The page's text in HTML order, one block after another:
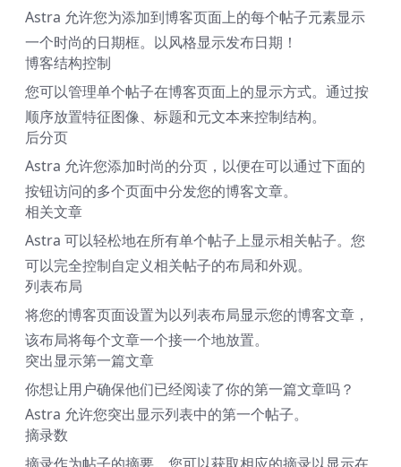
Astra 允许您为添加到博客页面上的每个帖子元素显示
一个时尚的日期框。以风格显示发布日期！
博客结构控制
您可以管理单个帖子在博客页面上的显示方式。通过按
顺序放置特征图像、标题和元文本来控制结构。
后分页
Astra 允许您添加时尚的分页，以便在可以通过下面的
按钮访问的多个页面中分发您的博客文章。
相关文章
Astra 可以轻松地在所有单个帖子上显示相关帖子。您
可以完全控制自定义相关帖子的布局和外观。
列表布局
将您的博客页面设置为以列表布局显示您的博客文章，
该布局将每个文章一个接一个地放置。
突出显示第一篇文章
你想让用户确保他们已经阅读了你的第一篇文章吗？
Astra 允许您突出显示列表中的第一个帖子。
摘录数